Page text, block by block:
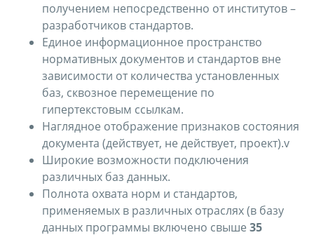
получением непосредственно от институтов –
разработчиков стандартов.
Единое информационное пространство
нормативных документов и стандартов вне
зависимости от количества установленных
баз, сквозное перемещение по
гипертекстовым ссылкам.
Наглядное отображение признаков состояния
документа (действует, не действует, проект).v
Широкие возможности подключения
различных баз данных.
Полнота охвата норм и стандартов,
применяемых в различных отраслях (в базу
данных программы включено свыше 35